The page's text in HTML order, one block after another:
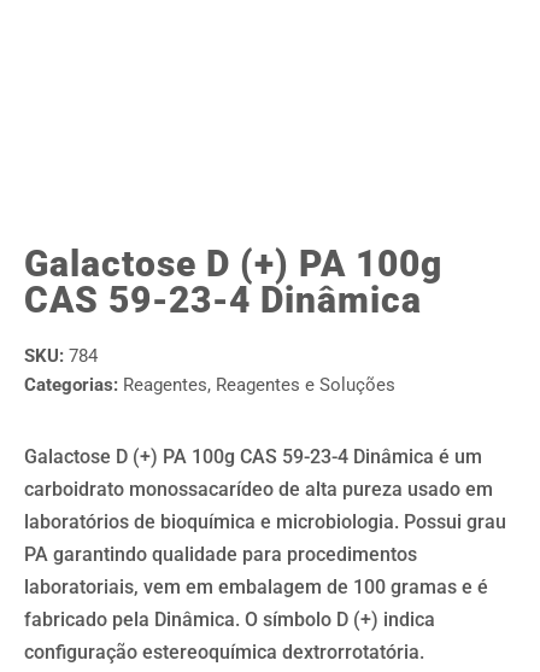
Galactose D (+) PA 100g
CAS 59-23-4 Dinâmica
SKU: 784
Categorias: Reagentes, Reagentes e Soluções
Galactose D (+) PA 100g CAS 59-23-4 Dinâmica é um
carboidrato monossacarídeo de alta pureza usado em
laboratórios de bioquímica e microbiologia. Possui grau
PA garantindo qualidade para procedimentos
laboratoriais, vem em embalagem de 100 gramas e é
fabricado pela Dinâmica. O símbolo D (+) indica
configuração estereoquímica dextrorrotatória.